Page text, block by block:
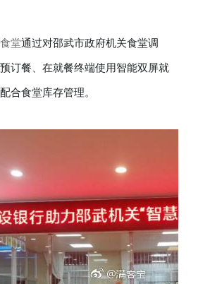
堂通过对邵武市政府机关食堂调
订餐、在就餐终端使用智能双屏就
合食堂库存管理。